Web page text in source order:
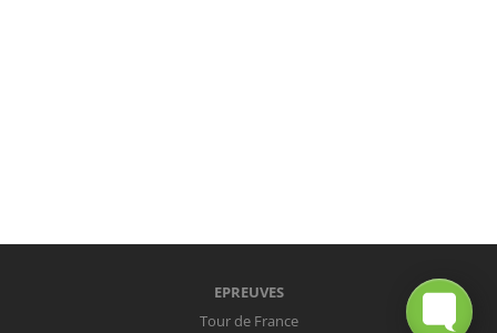
EPREUVES
Tour de France